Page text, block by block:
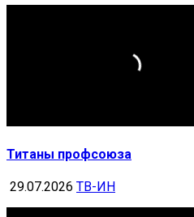
Титаны профсоюза
29.07.2026 ТВ-ИН